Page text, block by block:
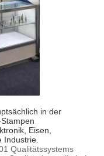
in der
Eisen,
Industrie.
Qualitätssystems